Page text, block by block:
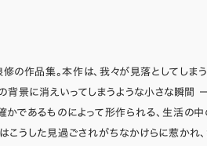
の作品集。本作は、我々が見落としてしま
背景に消えいってしまうような小さな瞬間
かであるものによって形作られる、生活の
こうした見過ごされがちなかけらに惹かれ